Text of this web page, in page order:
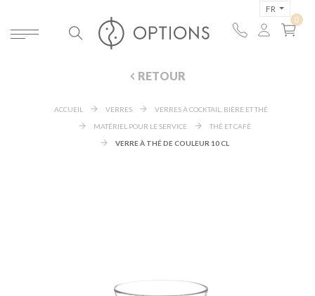
FR
RETOUR
ACCUEIL VERRES
VERRES À COCKTAIL, BIÈRE ET THÉ
MATÉRIEL POUR LE SERVICE
THÉ ET CAFÉ
VERRE À THÉ DE COULEUR 10 CL